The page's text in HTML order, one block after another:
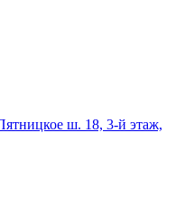
ш. 18, 3-й этаж,